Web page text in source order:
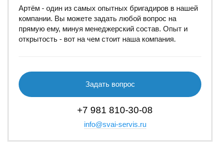
Артём - один из самых опытных бригадиров в нашей
компании. Вы можете задать любой вопрос на
прямую ему, минуя менеджерский состав. Опыт и
открытость - вот на чем стоит наша компания.
Задать вопрос
+7 981 810-30-08
info@svai-servis.ru